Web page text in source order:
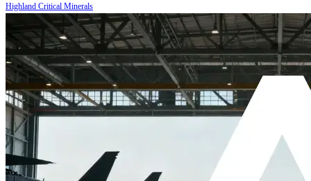
Highland Critical Minerals